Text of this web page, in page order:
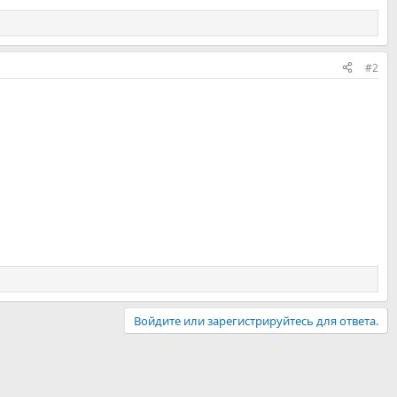
#2
Войдите или зарегистрируйтесь для ответа.